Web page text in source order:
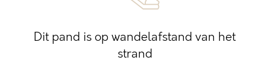
Dit pand is op wandelafstand van het
strand